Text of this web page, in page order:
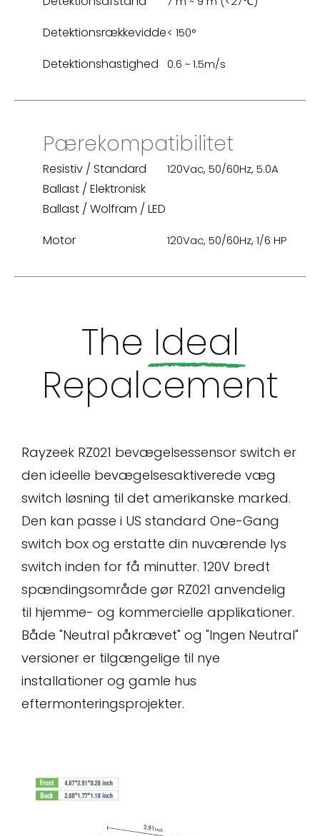
Detektionsrækkevidde< 150°
Detektionshastighed 0.6 ~ 1.5m/s
Pærekompatibilitet
Resistiv / Standard
Ballast / Elektronisk
Ballast / Wolfram / LED
120Vac, 50/60Hz, 5.0A
Motor 120Vac, 50/60Hz, 1/6 HP
The Ideal
Repalcement
Rayzeek RZ021 bevægelsessensor switch er
den ideelle bevægelsesaktiverede væg
switch løsning til det amerikanske marked.
Den kan passe i US standard One-Gang
switch box og erstatte din nuværende lys
switch inden for få minutter. 120V bredt
spændingsområde gør RZ021 anvendelig
til hjemme- og kommercielle applikationer.
Både "Neutral påkrævet" og "Ingen Neutral"
versioner er tilgængelige til nye
installationer og gamle hus
eftermonteringsprojekter.